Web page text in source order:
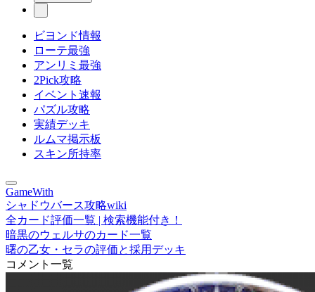
ビヨンド情報
ローテ最強
アンリミ最強
2Pick攻略
イベント速報
パズル攻略
実績デッキ
ルムマ掲示板
スキン所持率
GameWith
シャドウバース攻略wiki
全カード評価一覧 | 検索機能付き！
暗黒のウェルサのカード一覧
曙の乙女・セラの評価と採用デッキ
コメント一覧